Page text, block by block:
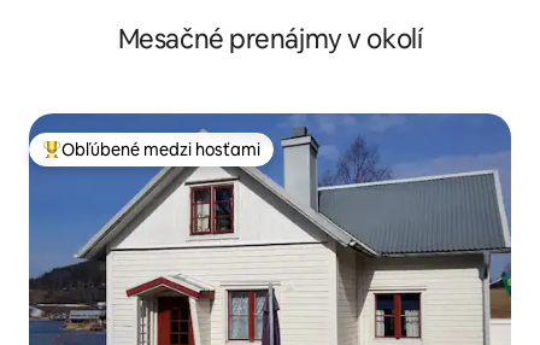
Mesačné prenájmy v okolí
Najobľúbenejšie medzi hosťami
Obľúbené medzi hosťami